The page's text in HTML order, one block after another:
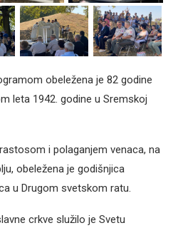
obeležena je 82 godine
leta 1942. godine u Sremskoj
i polaganjem venaca, na
obeležena je godišnjica
u Drugom svetskom ratu.
crkve služilo je Svetu